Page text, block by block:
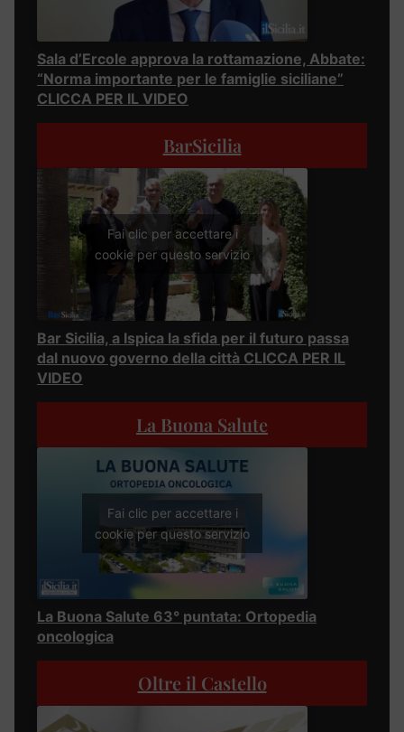
Sala d’Ercole approva la rottamazione, Abbate:
“Norma importante per le famiglie siciliane”
CLICCA PER IL VIDEO
BarSicilia
Fai clic per accettare i
cookie per questo servizio
Bar Sicilia, a Ispica la sfida per il futuro passa
dal nuovo governo della città CLICCA PER IL
VIDEO
La Buona Salute
Fai clic per accettare i
cookie per questo servizio
La Buona Salute 63° puntata: Ortopedia
oncologica
Oltre il Castello